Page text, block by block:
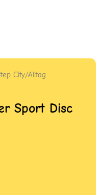
City/Alltag
Sport Disc